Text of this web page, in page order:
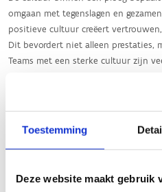
Toestemming
Deze website maakt gebruik